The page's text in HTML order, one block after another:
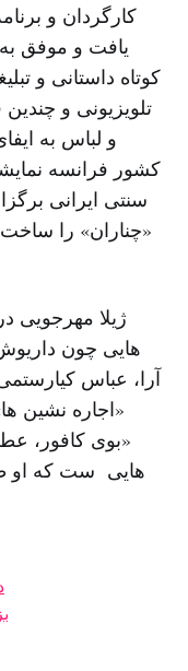
کارگردان و
کوتاه داستانی و
تلویزیونی و
و لباس به
کشور فرانسه
«چناران» را
ژیلا مهرجویی
هایی چون
آرا، عباس
«اجاره نشین
«بوی کافور،
هایی ست که او